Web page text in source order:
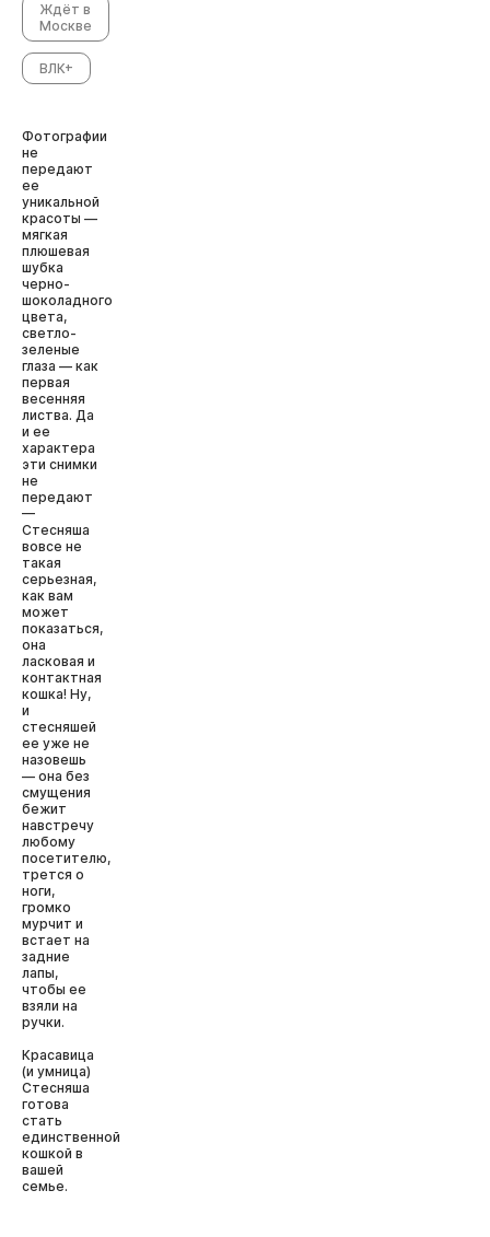
Ждёт в
Москве
ВЛК+
Фотографии
не
передают
ее
уникальной
красоты —
мягкая
плюшевая
шубка
черно-
шоколадного
цвета,
светло-
зеленые
глаза — как
первая
весенняя
листва. Да
и ее
характера
эти снимки
не
передают
—
Стесняша
вовсе не
такая
серьезная,
как вам
может
показаться,
она
ласковая и
контактная
кошка! Ну,
и
стесняшей
ее уже не
назовешь
— она без
смущения
бежит
навстречу
любому
посетителю,
трется о
ноги,
громко
мурчит и
встает на
задние
лапы,
чтобы ее
взяли на
ручки.
Красавица
(и умница)
Стесняша
готова
стать
единственной
кошкой в
вашей
семье.